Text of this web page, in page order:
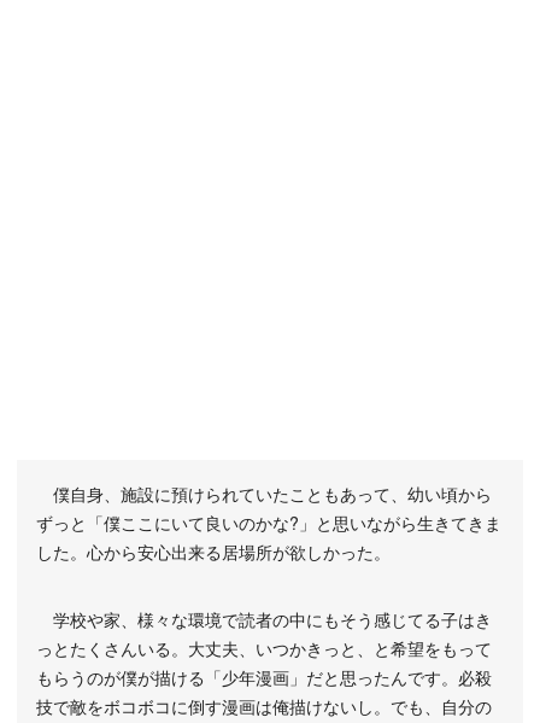
僕自身、施設に預けられていたこともあって、幼い頃から
ずっと「僕ここにいて良いのかな?」と思いながら生きてきま
した。心から安心出来る居場所が欲しかった。
学校や家、様々な環境で読者の中にもそう感じてる子はき
っとたくさんいる。大丈夫、いつかきっと、と希望をもって
もらうのが僕が描ける「少年漫画」だと思ったんです。必殺
技で敵をボコボコに倒す漫画は俺描けないし。でも、自分の